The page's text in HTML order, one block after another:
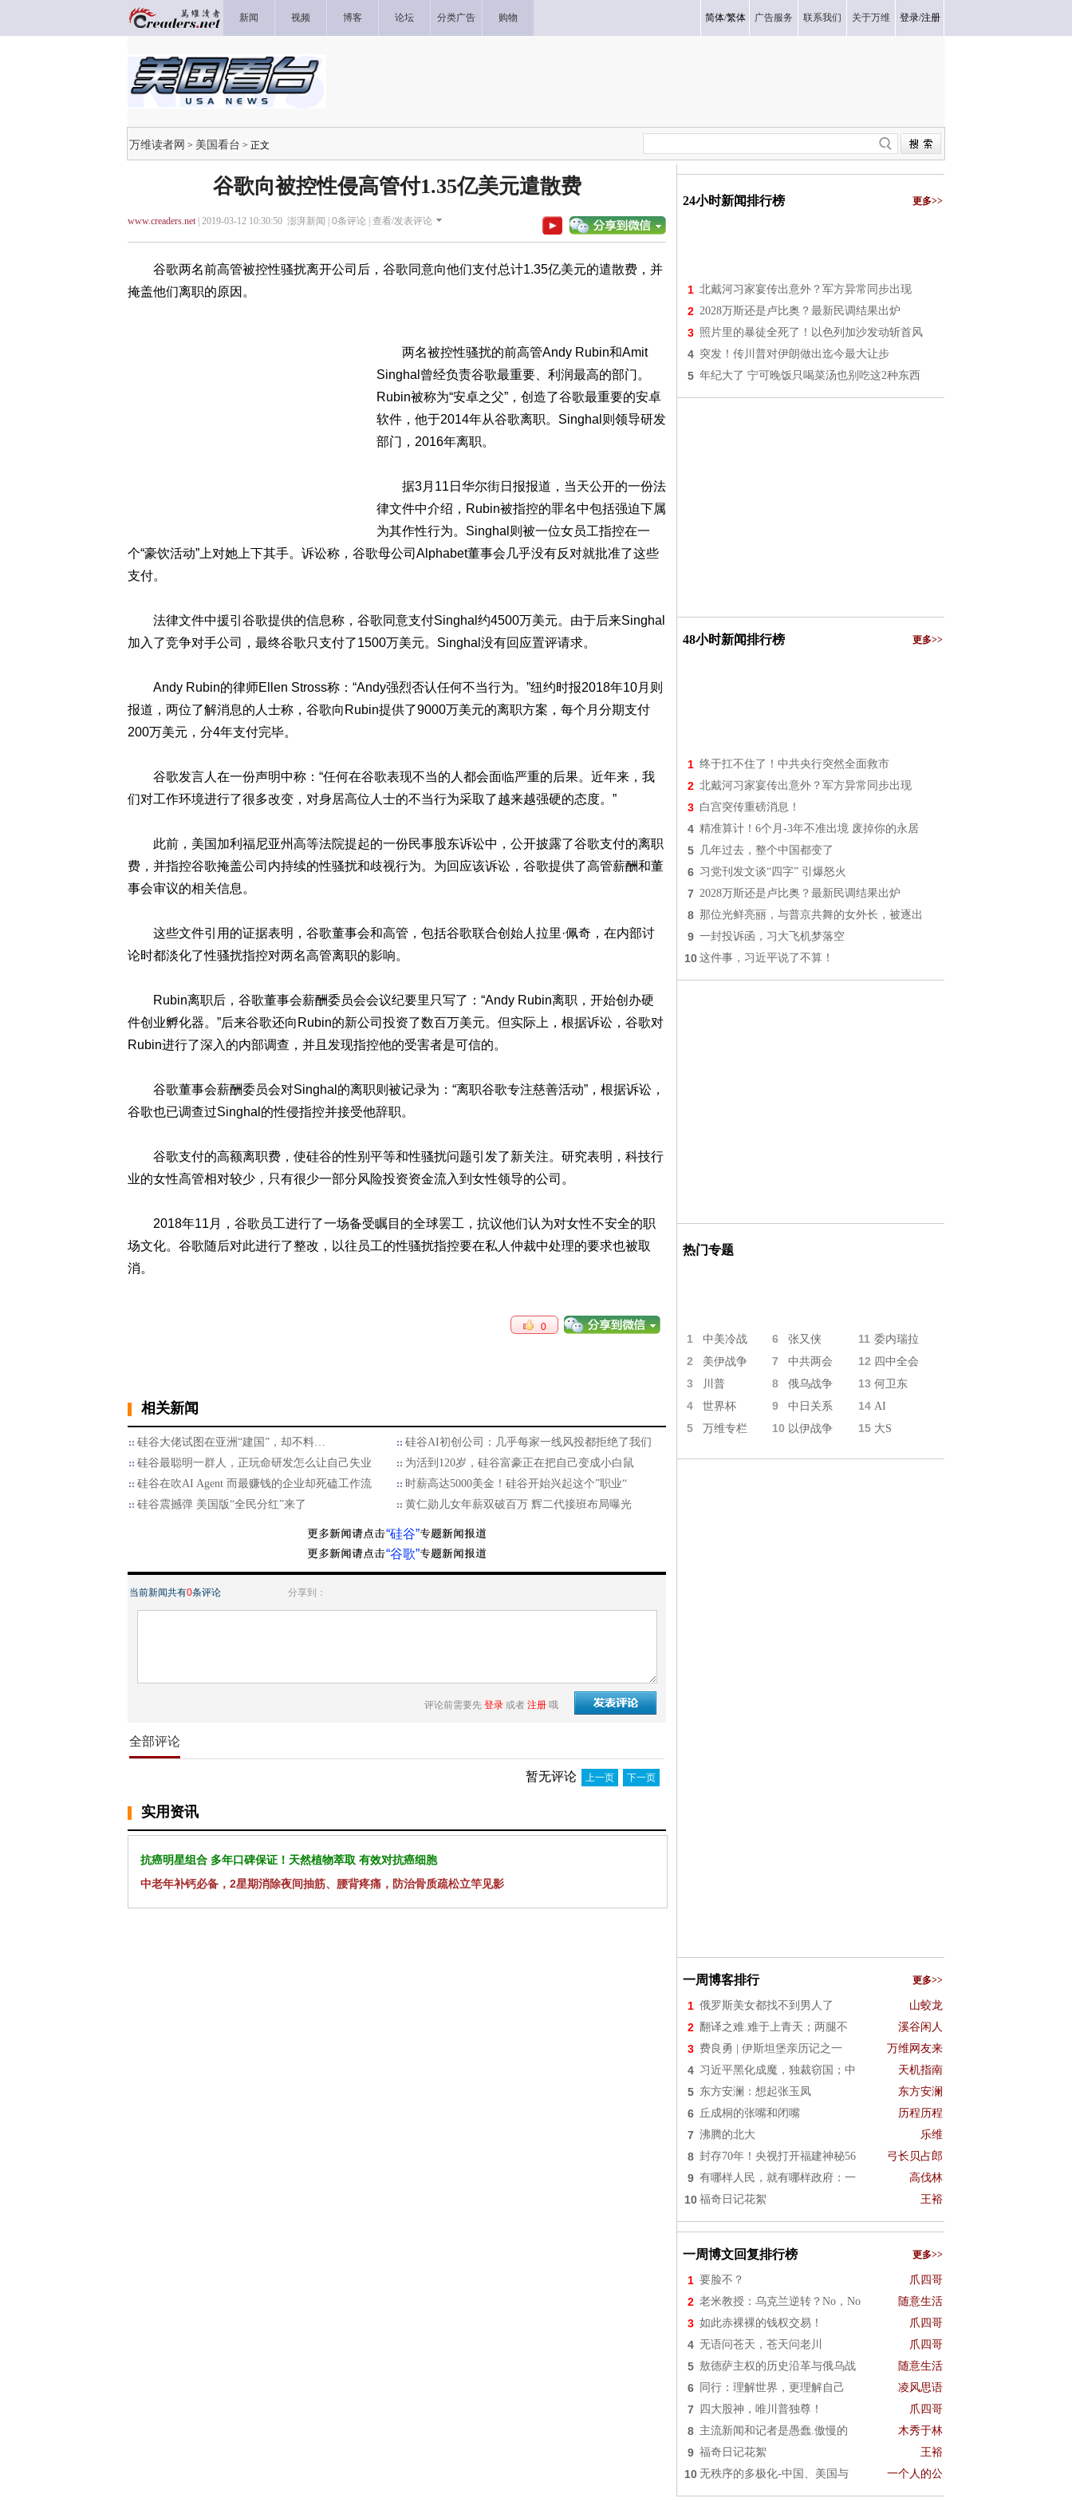
新闻 视频 博客 论坛 分类广告 购物 简体/繁体 广告服务 联系我们 关于万维 登录/注册
万维读者网 > 美国看台 > 正文
谷歌向被控性侵高管付1.35亿美元遣散费
www.creaders.net| 2019-03-12 10:30:50 澎湃新闻 | 0条评论 | 查看/发表评论
谷歌两名前高管被控性骚扰离开公司后，谷歌同意向他们支付总计1.35亿美元的遣散费，并
掩盖他们离职的原因。
两名被控性骚扰的前高管Andy Rubin和Amit
Singhal曾经负责谷歌最重要、利润最高的部门。
Rubin被称为“安卓之父”，创造了谷歌最重要的安卓
软件，他于2014年从谷歌离职。Singhal则领导研发
部门，2016年离职。
据3月11日华尔街日报报道，当天公开的一份法
律文件中介绍，Rubin被指控的罪名中包括强迫下属
为其作性行为。Singhal则被一位女员工指控在一
个“豪饮活动”上对她上下其手。诉讼称，谷歌母公司Alphabet董事会几乎没有反对就批准了这些
支付。
法律文件中援引谷歌提供的信息称，谷歌同意支付Singhal约4500万美元。由于后来Singhal
加入了竞争对手公司，最终谷歌只支付了1500万美元。Singhal没有回应置评请求。
Andy Rubin的律师Ellen Stross称：“Andy强烈否认任何不当行为。”纽约时报2018年10月则
报道，两位了解消息的人士称，谷歌向Rubin提供了9000万美元的离职方案，每个月分期支付
200万美元，分4年支付完毕。
谷歌发言人在一份声明中称：“任何在谷歌表现不当的人都会面临严重的后果。近年来，我
们对工作环境进行了很多改变，对身居高位人士的不当行为采取了越来越强硬的态度。”
此前，美国加利福尼亚州高等法院提起的一份民事股东诉讼中，公开披露了谷歌支付的离职
费，并指控谷歌掩盖公司内持续的性骚扰和歧视行为。为回应该诉讼，谷歌提供了高管薪酬和董
事会审议的相关信息。
这些文件引用的证据表明，谷歌董事会和高管，包括谷歌联合创始人拉里·佩奇，在内部讨
论时都淡化了性骚扰指控对两名高管离职的影响。
Rubin离职后，谷歌董事会薪酬委员会会议纪要里只写了：“Andy Rubin离职，开始创办硬
件创业孵化器。”后来谷歌还向Rubin的新公司投资了数百万美元。但实际上，根据诉讼，谷歌对
Rubin进行了深入的内部调查，并且发现指控他的受害者是可信的。
谷歌董事会薪酬委员会对Singhal的离职则被记录为：“离职谷歌专注慈善活动”，根据诉讼，
谷歌也已调查过Singhal的性侵指控并接受他辞职。
谷歌支付的高额离职费，使硅谷的性别平等和性骚扰问题引发了新关注。研究表明，科技行
业的女性高管相对较少，只有很少一部分风险投资资金流入到女性领导的公司。
2018年11月，谷歌员工进行了一场备受瞩目的全球罢工，抗议他们认为对女性不安全的职
场文化。谷歌随后对此进行了整改，以往员工的性骚扰指控要在私人仲裁中处理的要求也被取
消。
0
相关新闻
硅谷大佬试图在亚洲“建国”，却不料…
硅谷AI初创公司：几乎每家一线风投都拒绝了我们
硅谷最聪明一群人，正玩命研发怎么让自己失业
为活到120岁，硅谷富豪正在把自己变成小白鼠
硅谷在吹AI Agent 而最赚钱的企业却死磕工作流
时薪高达5000美金！硅谷开始兴起这个”职业“
硅谷震撼弹 美国版“全民分红”来了
黄仁勋儿女年薪双破百万 辉二代接班布局曝光
“硅谷”
“谷歌”
当前新闻共有0条评论 分享到：
评论前需要先 登录 或者 注册 哦
全部评论
暂无评论 上一页 下一页
实用资讯
抗癌明星组合 多年口碑保证！天然植物萃取 有效对抗癌细胞
中老年补钙必备，2星期消除夜间抽筋、腰背疼痛，防治骨质疏松立竿见影
24小时新闻排行榜 更多>>
1 北戴河习家宴传出意外？军方异常同步出现
2 2028万斯还是卢比奥？最新民调结果出炉
3 照片里的暴徒全死了！以色列加沙发动斩首风
4 突发！传川普对伊朗做出迄今最大让步
5 年纪大了 宁可晚饭只喝菜汤也别吃这2种东西
48小时新闻排行榜 更多>>
1 终于扛不住了！中共央行突然全面救市
2 北戴河习家宴传出意外？军方异常同步出现
3 白宫突传重磅消息！
4 精准算计！6个月-3年不准出境 废掉你的永居
5 几年过去，整个中国都变了
6 习党刊发文谈“四字” 引爆怒火
7 2028万斯还是卢比奥？最新民调结果出炉
8 那位光鲜亮丽，与普京共舞的女外长，被逐出
9 一封投诉函，习大飞机梦落空
10 这件事，习近平说了不算！
热门专题
1 中美冷战 6 张又侠 11 委内瑞拉
2 美伊战争 7 中共两会 12 四中全会
3 川普 8 俄乌战争 13 何卫东
4 世界杯 9 中日关系 14 AI
5 万维专栏 10 以伊战争 15 大S
一周博客排行 更多>>
1 俄罗斯美女都找不到男人了 山蛟龙
2 翻译之难.难于上青天；两腿不 溪谷闲人
3 费良勇 | 伊斯坦堡亲历记之一 万维网友来
4 习近平黑化成魔，独裁窃国；中 天机指南
5 东方安澜：想起张玉凤 东方安澜
6 丘成桐的张嘴和闭嘴 历程历程
7 沸腾的北大 乐维
8 封存70年！央视打开福建神秘56 弓长贝占郎
9 有哪样人民，就有哪样政府：一 高伐林
10 福奇日记花絮 王裕
一周博文回复排行榜 更多>>
1 要脸不？ 爪四哥
2 老米教授：乌克兰逆转？No，No 随意生活
3 如此赤裸裸的钱权交易！ 爪四哥
4 无语问苍天，苍天问老川 爪四哥
5 敖德萨主权的历史沿革与俄乌战 随意生活
6 同行：理解世界，更理解自己 凌风思语
7 四大股神，唯川普独尊！ 爪四哥
8 主流新闻和记者是愚蠢.傲慢的 木秀于林
9 福奇日记花絮 王裕
10 无秩序的多极化-中国、美国与 一个人的公